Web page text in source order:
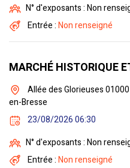
N° d'exposants : Non
Entrée :Non renseigné
MARCHÉ HISTORIQUE
Allée des Glorieuses
en-Bresse
23/08/2026 06:30
N° d'exposants : Non
Entrée :Non renseigné